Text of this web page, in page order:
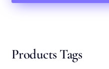
Products Tags